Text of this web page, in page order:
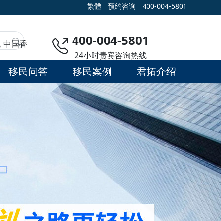
繁體 预约咨询 400-004-5801
中国香 400-004-5801
24小时贵宾咨询热线
移民问答 移民案例 君拓介绍